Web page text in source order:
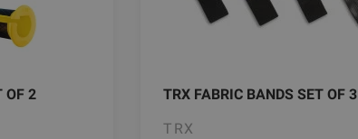
OF 2
TRX FABRIC BANDS SET OF 3
TRX